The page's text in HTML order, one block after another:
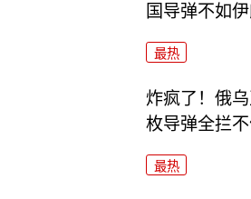
国导弹不如伊
最热
炸疯了！俄
枚导弹全拦
最热